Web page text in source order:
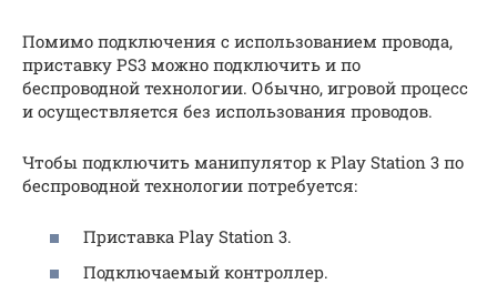
Помимо подключения с использованием провода,
приставку PS3 можно подключить и по
беспроводной технологии. Обычно, игровой процесс
и осуществляется без использования проводов.
Чтобы подключить манипулятор к Play Station 3 по
беспроводной технологии потребуется:
Приставка Play Station 3.
Подключаемый контроллер.